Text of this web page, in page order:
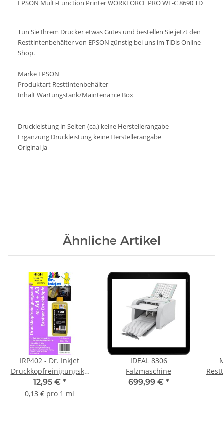
EPSON Multi-Function Printer WORKFORCE PRO WF-C 8690 TD
Tun Sie Ihrem Drucker etwas Gutes und bestellen Sie jetzt den
Resttintenbehälter von EPSON günstig bei uns im TiDis Online-
Shop.
Marke EPSON
Produktart Resttintenbehälter
Inhalt Wartungstank/Maintenance Box
Druckleistung in Seiten (ca.) keine Herstellerangabe
Ergänzung Druckleistung keine Herstellerangabe
Original Ja
Ähnliche Artikel
IRP402 - Dr. Inkjet
Druckkopfreinigungskit
für Brotherdrucker A4
bis A3
12,95 € *
0,13 € pro 1 ml
IDEAL 8306
Falzmaschine
699,99 € *